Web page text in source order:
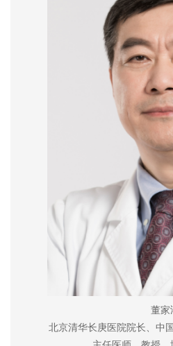
董家
北京清华长庚医院院长、中